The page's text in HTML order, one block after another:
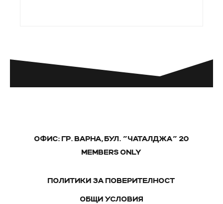
ОФИС: ГР. ВАРНА, БУЛ. "ЧАТАЛДЖА" 20
MEMBERS ONLY
ПОЛИТИКИ ЗА ПОВЕРИТЕЛНОСТ
ОБЩИ УСЛОВИЯ